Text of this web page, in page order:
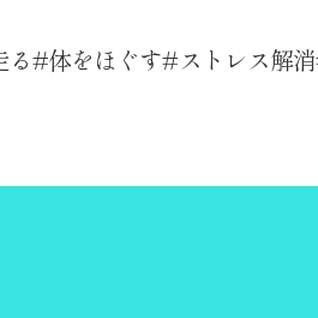
る 体をほぐす ストレス解消